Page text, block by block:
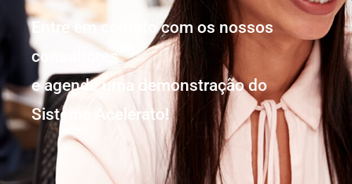
Entre em contato com os nossos
consultores
e agende uma demonstração do
Sistema Acelerato!